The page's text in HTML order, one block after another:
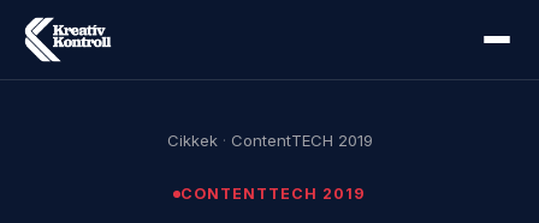
Cikkek · ContentTECH 2019
CONTENTTECH 2019